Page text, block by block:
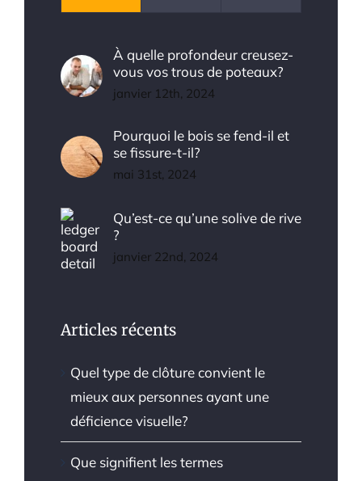
À quelle profondeur creusez-
vous vos trous de poteaux?
janvier 12th, 2024
Pourquoi le bois se fend-il et
se fissure-t-il?
mai 31st, 2024
Qu’est-ce qu’une solive de rive
?
janvier 22nd, 2024
Articles récents
Quel type de clôture convient le
mieux aux personnes ayant une
déficience visuelle?
Que signifient les termes